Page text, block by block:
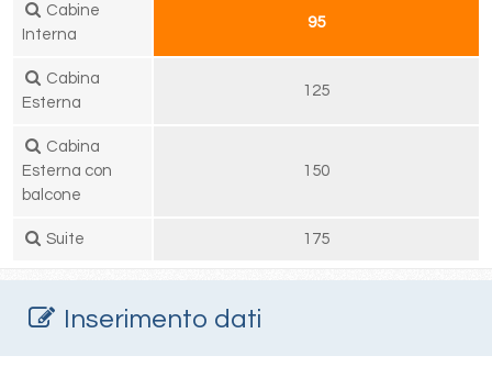
Cabine
Interna
95
Cabina
Esterna
125
Cabina
Esterna con
balcone
150
Suite 175
Inserimento dati